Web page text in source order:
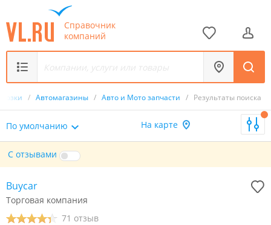
Справочник
компаний
/ Автомагазины / Авто и Мото запчасти / Результаты поиска
По умолчанию На карте
С отзывами
Buycar
Торговая компания
71 отзыв